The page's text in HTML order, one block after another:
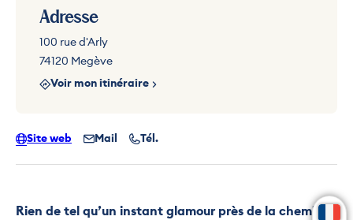
Rien de tel qu’un instant glamour près de la cheminée
Adresse
100 rue d'Arly
74120 Megève
Voir mon itinéraire
Site web Mail Tél.